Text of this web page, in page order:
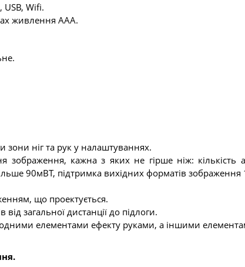
USB, Wifi.
живлення ААА.
зони ніг та рук у налаштуваннях.
кажна з яких не гірше ніж: кількість
90мВТ, підтримка вихідних форматів зображення
що проектується.
загальної дистанції до підлоги.
елементами ефекту руками, а іншими